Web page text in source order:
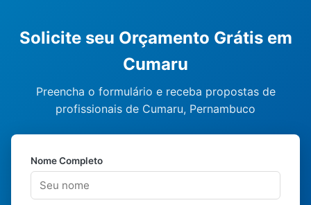
Solicite seu Orçamento Grátis em
Cumaru
Preencha o formulário e receba propostas de
profissionais de Cumaru, Pernambuco
Nome Completo